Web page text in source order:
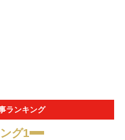
ランキング
グ1